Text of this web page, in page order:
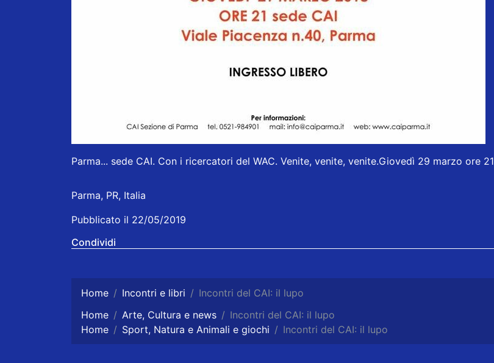
Parma... sede CAI. Con i ricercatori del WAC. Venite, venite, venite.Giovedì 29 marzo ore 21
Parma, PR, Italia
Pubblicato il 22/05/2019
Condividi
Home Incontri e libri
Incontri del CAI: il lupo
Home
Arte, Cultura e news
Incontri del CAI: il lupo
Home
Sport, Natura e Animali e giochi Incontri del CAI: il lupo